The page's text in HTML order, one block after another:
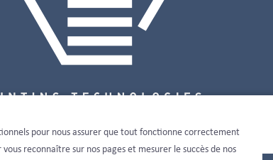
pour nous assurer que tout fonctionne correctement
reconnaître sur nos pages et mesurer le succès de nos